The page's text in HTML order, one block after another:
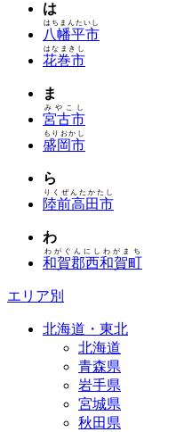
は
八幡平市
はちまんたいし
花巻市
はなまきし
ま
宮古市
みやこし
盛岡市
もりおかし
ら
陸前高田市
りくぜんたかたし
わ
和賀郡西和賀町
わがぐんにしわがまち
エリア別
北海道・東北
北海道
青森県
岩手県
宮城県
秋田県